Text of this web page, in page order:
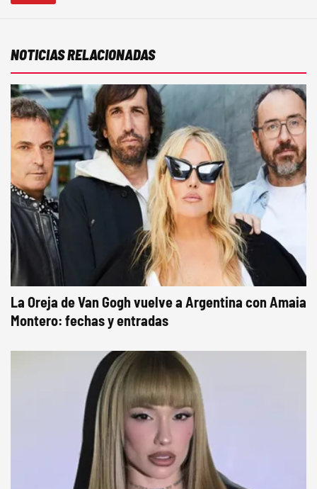
NOTICIAS RELACIONADAS
La Oreja de Van Gogh vuelve a Argentina con Amaia
Montero: fechas y entradas